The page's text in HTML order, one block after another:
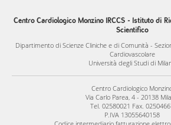
Centro Cardiologico Monzino IRCCS - Istituto di
Scientifico
Dipartimento di Scienze Cliniche e di Comunità -
Cardiovascolare
Università degli Studi di
Centro Cardiologico
Via Carlo Parea, 4 - 20138
Tel. 02580021 Fax.
P.IVA 13055640158